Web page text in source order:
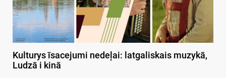
Kulturys īsacejumi nedeļai: latgaliskais muzykā,
Ludzā i kinā